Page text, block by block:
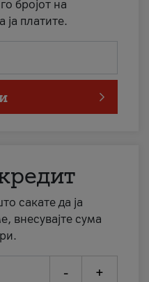
бројот на
ја платите.
сакате да ја
внесувајте сума
- +